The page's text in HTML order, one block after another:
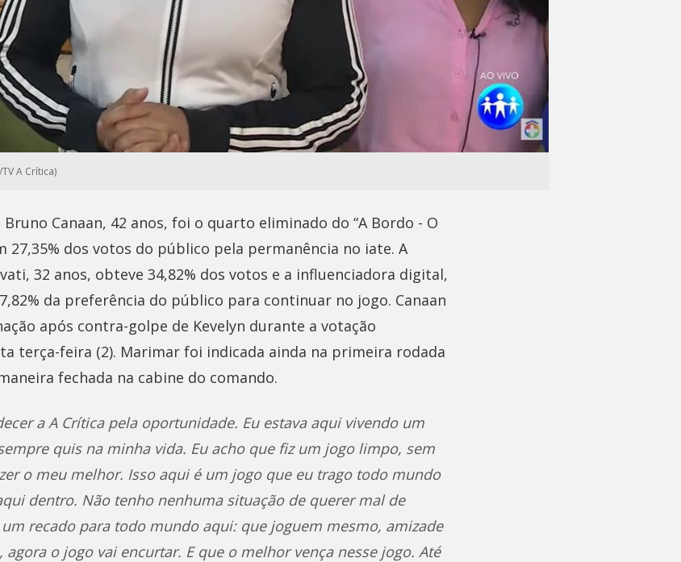
A Crítica)
Canaan, 42 anos, foi o quarto eliminado do “A Bordo - O
27,35% dos votos do público pela permanência no iate. A
32 anos, obteve 34,82% dos votos e a influenciadora digital,
da preferência do público para continuar no jogo. Canaan
após contra-golpe de Kevelyn durante a votação
terça-feira (2). Marimar foi indicada ainda na primeira rodada
fechada na cabine do comando.
a A Crítica pela oportunidade. Eu estava aqui vivendo um
quis na minha vida. Eu acho que fiz um jogo limpo, sem
o meu melhor. Isso aqui é um jogo que eu trago todo mundo
dentro. Não tenho nenhuma situação de querer mal de
recado para todo mundo aqui: que joguem mesmo, amizade
agora o jogo vai encurtar. E que o melhor vença nesse jogo. Até